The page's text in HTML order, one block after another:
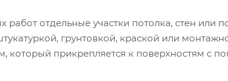
отдельные участки потолка, стен или
грунтовкой, краской или
который прикрепляется к поверхностям с